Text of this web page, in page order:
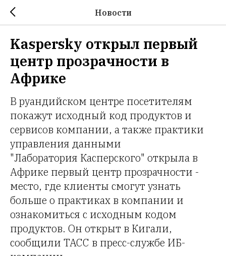
Новости
Kaspersky открыл первый
центр прозрачности в
Африке
В руандийском центре посетителям
покажут исходный код продуктов и
сервисов компании, а также практики
управления данными
"Лаборатория Касперского" открыла в
Африке первый центр прозрачности -
место, где клиенты смогут узнать
больше о практиках в компании и
ознакомиться с исходным кодом
продуктов. Он открыт в Кигали,
сообщили ТАСС в пресс-службе ИБ-